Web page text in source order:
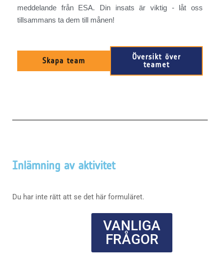
meddelande från ESA. Din insats är viktig - låt oss
tillsammans ta dem till månen!
Skapa team
Översikt över
teamet
Inlämning av aktivitet
Du har inte rätt att se det här formuläret.
VANLIGA
FRÅGOR